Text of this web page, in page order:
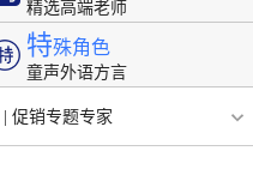
精选高端老师
特殊角色
童声外语方言
| 促销专题专家